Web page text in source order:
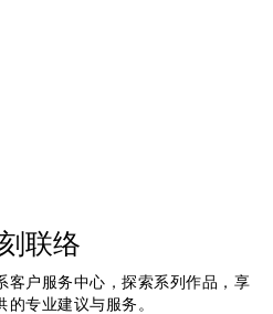
联络
客户服务中心，探索系列作品，享
的专业建议与服务。